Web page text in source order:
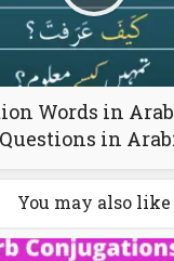
Words in
Questions in
You may also like